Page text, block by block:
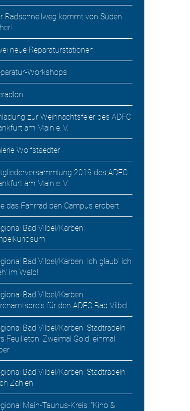
Radschnellweg kommt von Süden
neue Reparaturstationen
Workshops
zur Weihnachtsfeier des ADFC
am Main e. V.
Wolfstaedter
2019 des ADFC
am Main e. V.
das Fahrrad den Campus erobert
Bad Vilbel/Karben:
Bad Vilbel/Karben: Ich glaub' ich
im Wald!
Bad Vilbel/Karben:
für den ADFC Bad Vilbel
Bad Vilbel/Karben: Stadtradeln
Feuilleton: Zweimal Gold, einmal
Bad Vilbel/Karben: Stadtradeln
Zahlen
Main-Taunus-Kreis: "Kino &